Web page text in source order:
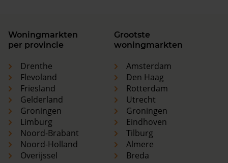
Woningmarkten
per provincie
Drenthe
Flevoland
Friesland
Gelderland
Groningen
Limburg
Noord-Brabant
Noord-Holland
Overijssel
Grootste
woningmarkten
Amsterdam
Den Haag
Rotterdam
Utrecht
Groningen
Eindhoven
Tilburg
Almere
Breda